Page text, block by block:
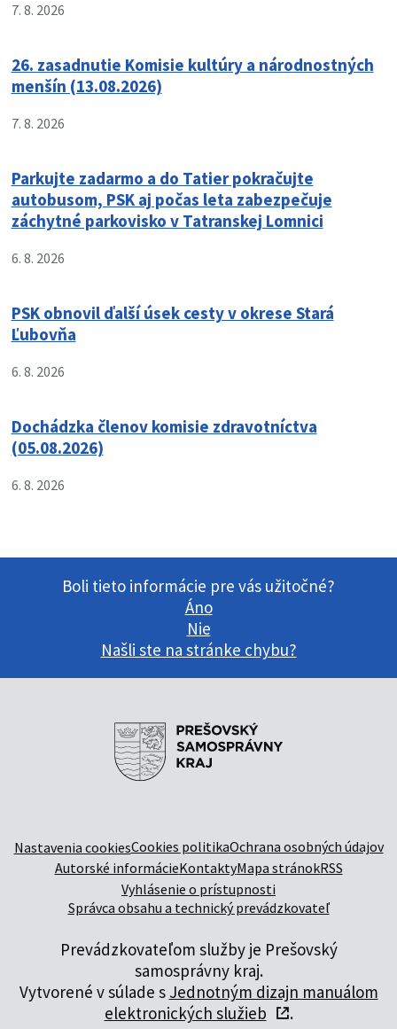
7. 8. 2026
26. zasadnutie Komisie kultúry a národnostných
menšín (13.08.2026)
7. 8. 2026
Parkujte zadarmo a do Tatier pokračujte
autobusom, PSK aj počas leta zabezpečuje
záchytné parkovisko v Tatranskej Lomnici
6. 8. 2026
PSK obnovil ďalší úsek cesty v okrese Stará
Ľubovňa
6. 8. 2026
Dochádzka členov komisie zdravotníctva
(05.08.2026)
6. 8. 2026
Boli tieto informácie pre vás užitočné?
Áno
Nie
Našli ste na stránke chybu?
Nastavenia cookiesCookies politikaOchrana osobných údajov
Autorské informácieKontaktyMapa stránokRSS
Vyhlásenie o prístupnosti
Správca obsahu a technický prevádzkovateľ
Prevádzkovateľom služby je Prešovský
samosprávny kraj.
Vytvorené v súlade s Jednotným dizajn manuálom
elektronických služieb
.